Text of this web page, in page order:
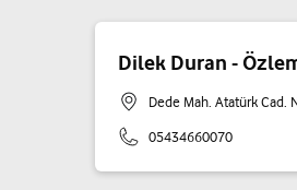
Dilek Duran -
Dede Mah. Atatürk Cad.
05434660070